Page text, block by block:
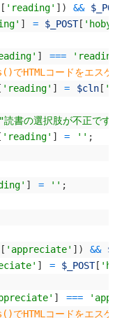
[ 'reading' ] ) &&
] = $_POST[
] ===
コードをエスケ
[ 'reading' ] = $cln[
"読書の選択肢が不正で
[ 'reading' ] = '' ;
] = '' ;
[ 'appreciate' ] ) &&
] = $_POST[
] ===
コードをエスケ